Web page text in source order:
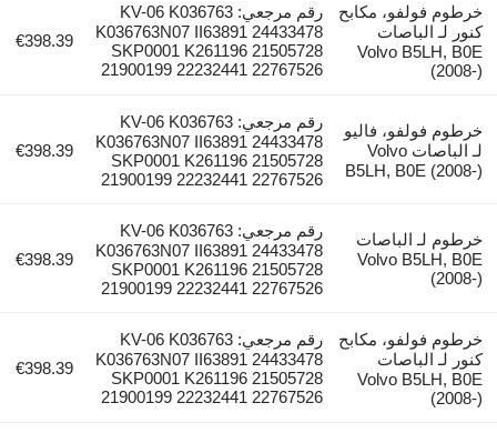
خرطوم فولفو، مكابح
كنور لـ الباصات
Volvo B5LH, B0E
(2008-)
رقم مرجعي: KV-06 K036763
K036763N07 II63891 24433478
SKP0001 K261196 21505728
21900199 22232441 22767526
€398.39
خرطوم فولفو، فاليو
لـ الباصات Volvo
B5LH, B0E (2008-)
رقم مرجعي: KV-06 K036763
K036763N07 II63891 24433478
SKP0001 K261196 21505728
21900199 22232441 22767526
€398.39
خرطوم لـ الباصات
Volvo B5LH, B0E
(2008-)
رقم مرجعي: KV-06 K036763
K036763N07 II63891 24433478
SKP0001 K261196 21505728
21900199 22232441 22767526
€398.39
خرطوم فولفو، مكابح
كنور لـ الباصات
Volvo B5LH, B0E
(2008-)
رقم مرجعي: KV-06 K036763
K036763N07 II63891 24433478
SKP0001 K261196 21505728
21900199 22232441 22767526
€398.39